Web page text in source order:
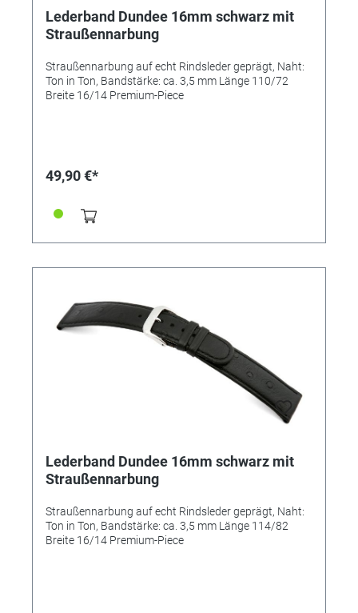
Lederband Dundee 16mm schwarz mit
Straußennarbung
Straußennarbung auf echt Rindsleder geprägt, Naht:
Ton in Ton, Bandstärke: ca. 3,5 mm Länge 110/72
Breite 16/14 Premium-Piece
49,90 €*
Lederband Dundee 16mm schwarz mit
Straußennarbung
Straußennarbung auf echt Rindsleder geprägt, Naht:
Ton in Ton, Bandstärke: ca. 3,5 mm Länge 114/82
Breite 16/14 Premium-Piece